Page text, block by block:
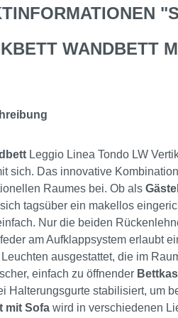
WANDBETT
Leggio Linea Tondo LW
sich. Das innovative
Raumes bei. Ob als
tagsüber ein makellos
Nur die beiden
am Aufklappsystem erlaubt
Leuchten ausgestattet, die im
einfach zu öffnender
Halterungsgurte stabilisiert, um
mit Sofa wird in verschiedenen